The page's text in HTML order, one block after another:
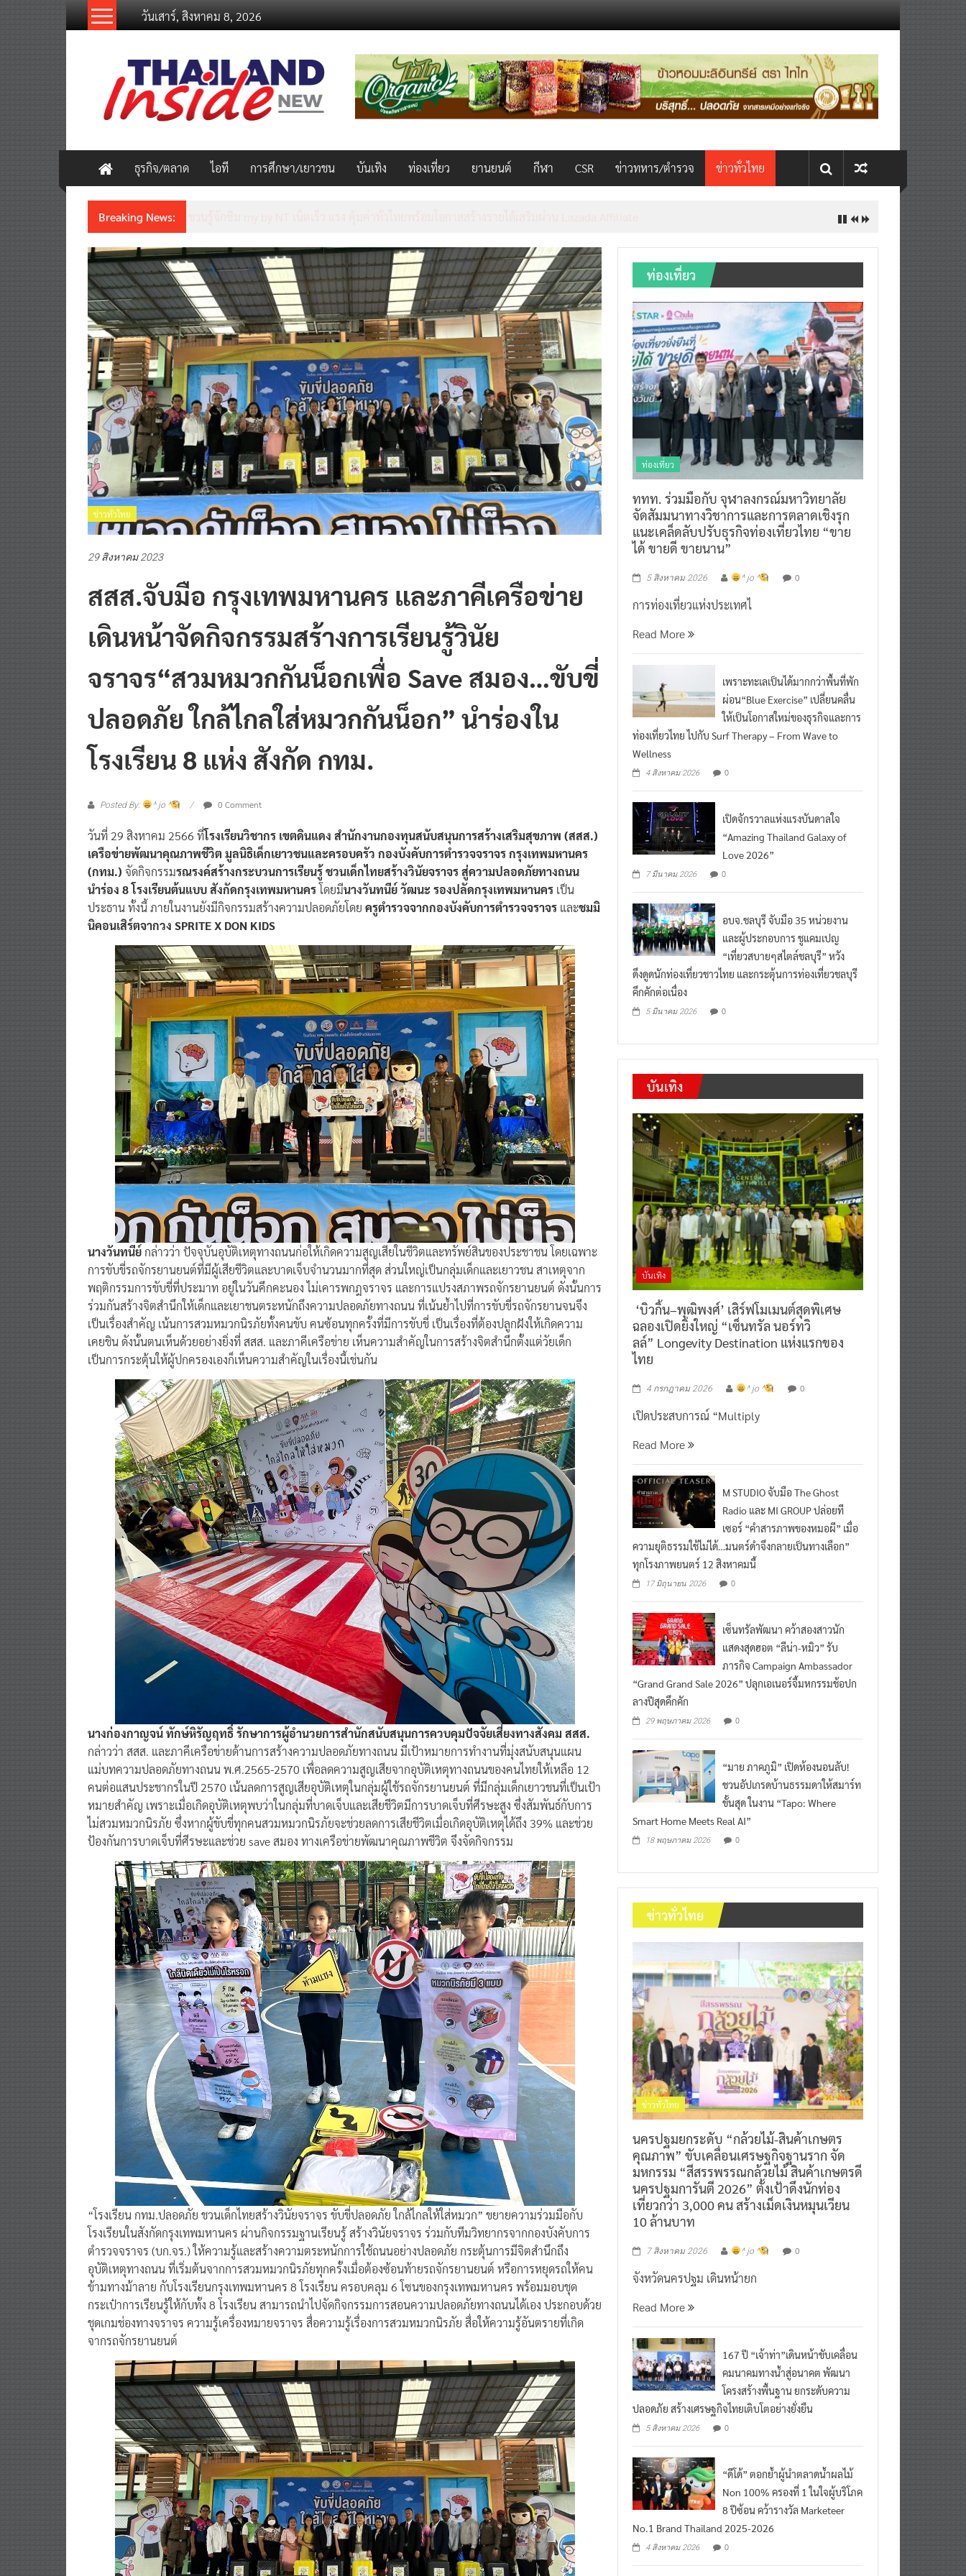
วันเสาร์, สิงหาคม 8, 2026
thailandinsidenew.com
Thailand
Inside
New
ธุรกิจ/ตลาด ไอที การศึกษา/เยาวชน บันเทิง ท่องเที่ยว ยานยนต์ กีฬา CSR ข่าวทหาร/ตำรวจ ข่าวทั่วไทย
Breaking News:
ข่าวทั่วไทย
29 สิงหาคม 2023
สสส.จับมือ กรุงเทพมหานคร และภาคีเครือข่าย
เดินหน้าจัดกิจกรรมสร้างการเรียนรู้วินัย
จราจร“สวมหมวกกันน็อกเพื่อ Save สมอง…ขับขี่
ปลอดภัย ใกล้ไกลใส่หมวกกันน็อก” นำร่องใน
โรงเรียน 8 แห่ง สังกัด กทม.
Posted By: ^ jo ^ 0 Comment
วันที่ 29 สิงหาคม 2566 ที่โรงเรียนวิชากร เขตดินแดง สำนักงานกองทุนสนับสนุนการสร้างเสริมสุขภาพ (สสส.)
เครือข่ายพัฒนาคุณภาพชีวิต มูลนิธิเด็กเยาวชนและครอบครัว กองบังคับการตำรวจจราจร กรุงเทพมหานคร
(กทม.) จัดกิจกรรมรณรงค์สร้างกระบวนการเรียนรู้ ชวนเด็กไทยสร้างวินัยจราจร สู่ความปลอดภัยทางถนน
นำร่อง 8 โรงเรียนต้นแบบ สังกัดกรุงเทพมหานคร โดยมีนางวันทนีย์ วัฒนะ รองปลัดกรุงเทพมหานคร เป็น
ประธาน ทั้งนี้ ภายในงานยังมีกิจกรรมสร้างความปลอดภัยโดย ครูตำรวจจากกองบังคับการตำรวจจราจร และชมมิ
นิคอนเสิร์ตจากวง SPRITE X DON KIDS
นางวันทนีย์ กล่าวว่า ปัจจุบันอุบัติเหตุทางถนนก่อให้เกิดความสูญเสียในชีวิตและทรัพย์สินของประชาชน โดยเฉพาะ
การขับขี่รถจักรยานยนต์ที่มีผู้เสียชีวิตและบาดเจ็บจำนวนมากที่สุด ส่วนใหญ่เป็นกลุ่มเด็กและเยาวชน สาเหตุจาก
พฤติกรรมการขับขี่ที่ประมาท อยู่ในวันคึกคะนอง ไม่เคารพกฎจราจร และการแปรงสภาพรถจักรยานยนต์ ดังนั้นการ
ร่วมกันสร้างจิตสำนึกให้เด็กและเยาชนตระหนักถึงความปลอดภัยทางถนน ที่เน้นย้ำไปที่การขับขี่รถจักรยานจนจึง
เป็นเรื่องสำคัญ เน้นการสวมหมวกนิรภัยทั้งคนขับ คนซ้อนทุกครั้งที่มีการขับขี่ เป็นเรื่องที่ต้องปลูกฝังให้เกิดความ
เคยชิน ดังนั้นตนเห็นด้วยอย่างยิ่งที่ สสส. และภาคีเครือข่าย เห็นความสำคัญในการสร้างจิตสำนึกตั้งแต่วัยเด็ก
เป็นการกระตุ้นให้ผู้ปกครองเองก็เห็นความสำคัญในเรื่องนี้เช่นกัน
นางก่องกาญจน์ ทักษ์หิรัญฤทธิ์ รักษาการผู้อำนวยการสำนักสนับสนุนการควบคุมปัจจัยเสี่ยงทางสังคม สสส.
กล่าวว่า สสส. และภาคีเครือข่ายด้านการสร้างความปลอดภัยทางถนน มีเป้าหมายการทำงานที่มุ่งสนับสนุนแผน
แม่บทความปลอดภัยทางถนน พ.ศ.2565-2570 เพื่อลดความสูญเสียจากอุบัติเหตุทางถนนของคนไทยให้เหลือ 12
คนต่อแสนประชากรในปี 2570 เน้นลดการสูญเสียอุบัติเหตุในกลุ่มผู้ใช้รถจักรยานยนต์ ที่มีกลุ่มเด็กเยาวชนที่เป็นเป้า
หมายสำคัญ เพราะเมื่อเกิดอุบัติเหตุพบว่าในกลุ่มที่บาดเจ็บและเสียชีวิตมีการบาดเจ็บที่ศีรษะสูง ซึ่งสัมพันธ์กับการ
ไม่สวมหมวกนิรภัย ซึ่งหากผู้ขับขี่ทุกคนสวมหมวกนิรภัยจะช่วยลดการเสียชีวิตเมื่อเกิดอุบัติเหตุได้ถึง 39% และช่วย
ป้องกันการบาดเจ็บที่ศีรษะและช่วย save สมอง ทางเครือข่ายพัฒนาคุณภาพชีวิต จึงจัดกิจกรรม
“โรงเรียน กทม.ปลอดภัย ชวนเด็กไทยสร้างวินัยจราจร ขับขี่ปลอดภัย ใกล้ไกลให้ใส่หมวก” ขยายความร่วมมือกับ
โรงเรียนในสังกัดกรุงเทพมหานคร ผ่านกิจกรรมฐานเรียนรู้ สร้างวินัยจราจร ร่วมกับทีมวิทยากรจากกองบังคับการ
ตำรวจจราจร (บก.จร.) ให้ความรู้และสร้างความตระหนักการใช้ถนนอย่างปลอดภัย กระตุ้นการมีจิตสำนึกถึง
อุบัติเหตุทางถนน ที่เริ่มต้นจากการสวมหมวกนิรภัยทุกครั้งเมื่อต้องซ้อนท้ายรถจักรยานยนต์ หรือการหยุดรถให้คน
ข้ามทางม้าลาย กับโรงเรียนกรุงเทพมหานคร 8 โรงเรียน ครอบคลุม 6 โซนของกรุงเทพมหานคร พร้อมมอบชุด
กระเป๋าการเรียนรู้ให้กับทั้ง 8 โรงเรียน สามารถนำไปจัดกิจกรรมการสอนความปลอดภัยทางถนนได้เอง ประกอบด้วย
ชุดเกมช่องทางจราจร ความรู้เครื่องหมายจราจร สื่อความรู้เรื่องการสวมหมวกนิรภัย สื่อให้ความรู้อันตรายที่เกิด
จากรถจักรยานยนต์
ท่องเที่ยว
ท่องเที่ยว
ททท. ร่วมมือกับ จุฬาลงกรณ์มหาวิทยาลัย
จัดสัมมนาทางวิชาการและการตลาดเชิงรุก
แนะเคล็ดลับปรับธุรกิจท่องเที่ยวไทย “ขาย
ได้ ขายดี ขายนาน”
5 สิงหาคม 2026 ^ jo ^ 0
การท่องเที่ยวแห่งประเทศไ
Read More
เพราะทะเลเป็นได้มากกว่าพื้นที่พัก
ผ่อน“Blue Exercise” เปลี่ยนคลื่น
ให้เป็นโอกาสใหม่ของธุรกิจและการ
ท่องเที่ยวไทย ไปกับ Surf Therapy – From Wave to
Wellness
4 สิงหาคม 2026 0
เปิดจักรวาลแห่งแรงบันดาลใจ
“Amazing Thailand Galaxy of
Love 2026”
7 มีนาคม 2026 0
อบจ.ชลบุรี จับมือ 35 หน่วยงาน
และผู้ประกอบการ ชูแคมเปญ
“เที่ยวสบายๆสไตล์ชลบุรี” หวัง
ดึงดูดนักท่องเที่ยวชาวไทย และกระตุ้นการท่องเที่ยวชลบุรี
คึกคักต่อเนื่อง
5 มีนาคม 2026 0
บันเทิง
บันเทิง
‘บิวกิ้น–พุฒิพงศ์’ เสิร์ฟโมเมนต์สุดพิเศษ
ฉลองเปิดยิ่งใหญ่ “เซ็นทรัล นอร์ทวิ
ลล์” Longevity Destination แห่งแรกของ
ไทย
4 กรกฎาคม 2026 ^ jo ^ 0
เปิดประสบการณ์ “Multiply
Read More
M STUDIO จับมือ The Ghost
Radio และ MI GROUP ปล่อยที
เซอร์ “คำสารภาพของหมอผี” เมื่อ
ความยุติธรรมใช้ไม่ได้…มนตร์ดำจึงกลายเป็นทางเลือก”
ทุกโรงภาพยนตร์ 12 สิงหาคมนี้
17 มิถุนายน 2026 0
เซ็นทรัลพัฒนา คว้าสองสาวนัก
แสดงสุดฮอต “ลีน่า-หมิว” รับ
ภารกิจ Campaign Ambassador
“Grand Grand Sale 2026” ปลุกเอเนอร์จี้มหกรรมช้อปก
ลางปีสุดคึกคัก
29 พฤษภาคม 2026 0
“มาย ภาคภูมิ” เปิดห้องนอนลับ!
ชวนอัปเกรดบ้านธรรมดาให้สมาร์ท
ขั้นสุด ในงาน “Tapo: Where
Smart Home Meets Real AI”
18 พฤษภาคม 2026 0
ข่าวทั่วไทย
ข่าวทั่วไทย
นครปฐมยกระดับ “กล้วยไม้-สินค้าเกษตร
คุณภาพ” ขับเคลื่อนเศรษฐกิจฐานราก จัด
มหกรรม “สีสรรพรรณกล้วยไม้ สินค้าเกษตรดี
นครปฐมการันตี 2026” ตั้งเป้าดึงนักท่อง
เที่ยวกว่า 3,000 คน สร้างเม็ดเงินหมุนเวียน
10 ล้านบาท
7 สิงหาคม 2026 ^ jo ^ 0
จังหวัดนครปฐม เดินหน้ายก
Read More
167 ปี “เจ้าท่า”เดินหน้าขับเคลื่อน
คมนาคมทางน้ำสู่อนาคต พัฒนา
โครงสร้างพื้นฐาน ยกระดับความ
ปลอดภัย สร้างเศรษฐกิจไทยเติบโตอย่างยั่งยืน
5 สิงหาคม 2026 0
“ดีโด้” ตอกย้ำผู้นำตลาดน้ำผลไม้
Non 100% ครองที่ 1 ในใจผู้บริโภค
8 ปีซ้อน คว้ารางวัล Marketeer
No.1 Brand Thailand 2025-2026
4 สิงหาคม 2026 0